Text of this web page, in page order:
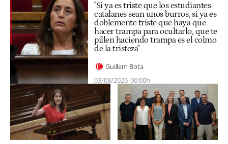
"Si ya es triste que los estudiantes
catalanes sean unos burros, si ya es
doblemente triste que haya que
hacer trampa para ocultarlo, que te
pillen haciendo trampa es el colmo
de la tristeza"
Guillem Bota
03/08/2026 00:00h